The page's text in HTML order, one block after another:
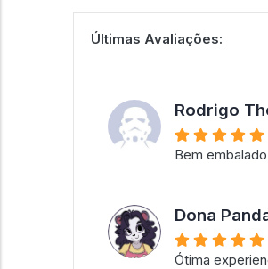
Últimas Avaliações:
Rodrigo
Bem
Dona
Ótima